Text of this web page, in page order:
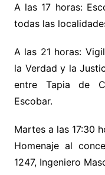
A las 17 horas:
todas las
A las 21 horas:
la Verdad y la
entre Tapia de
Escobar.
Martes a las 17:30
Homenaje al
1247, Ingeniero